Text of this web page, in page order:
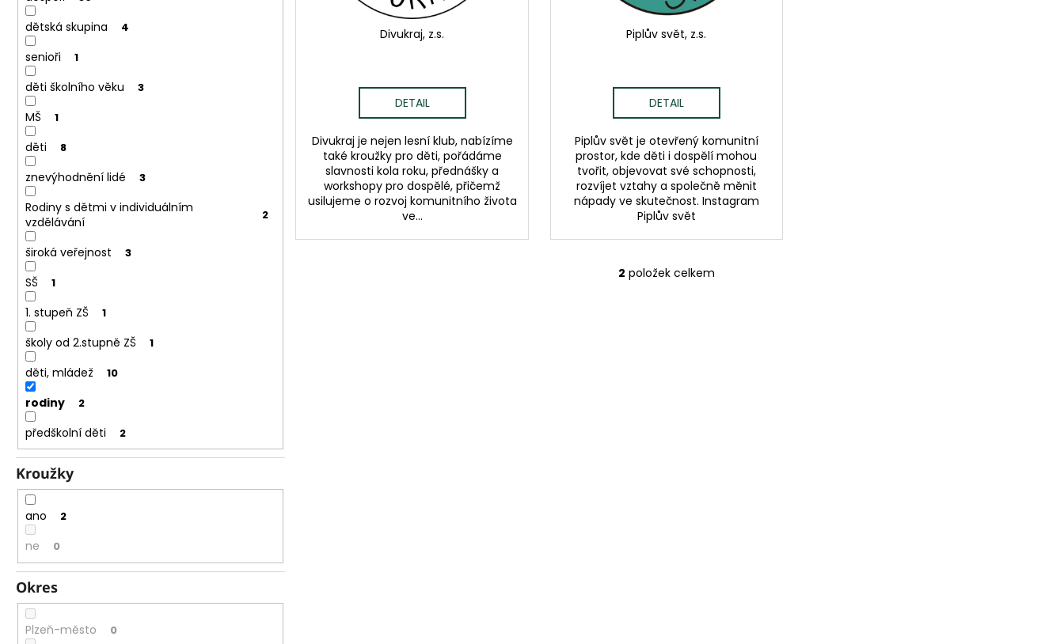
dětská skupina 4
senioři 1
děti školního věku 3
MŠ 1
děti 8
znevýhodnění lidé 3
Rodiny s dětmi v individuálním
vzdělávání
2
široká veřejnost 3
SŠ 1
1. stupeň ZŠ 1
školy od 2.stupně ZŠ 1
děti, mládež 10
rodiny 2
předškolní děti 2
Kroužky
ano 2
ne 0
Okres
Plzeň-město 0
d
u
k
ů
Divukraj, z.s.
DETAIL
Divukraj je nejen lesní klub, nabízíme
také kroužky pro děti, pořádáme
slavnosti kola roku, přednášky a
workshopy pro dospělé, přičemž
usilujeme o rozvoj komunitního života
ve...
Piplův svět, z.s.
DETAIL
Piplův svět je otevřený komunitní
prostor, kde děti i dospělí mohou
tvořit, objevovat své schopnosti,
rozvíjet vztahy a společně měnit
nápady ve skutečnost. Instagram
Piplův svět
O
2 položek celkem